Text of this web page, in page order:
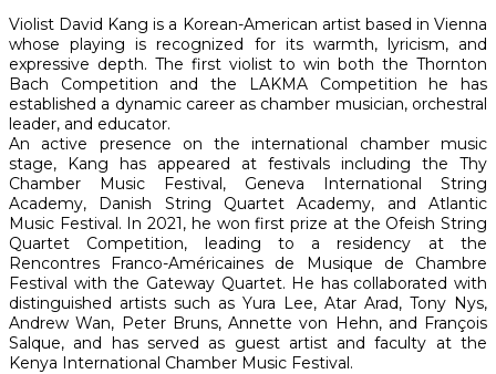
Violist David Kang is a Korean-American artist based in Vienna
whose playing is recognized for its warmth, lyricism, and
expressive depth. The first violist to win both the Thornton
Bach Competition and the LAKMA Competition he has
established a dynamic career as chamber musician, orchestral
leader, and educator.
An active presence on the international chamber music
stage, Kang has appeared at festivals including the Thy
Chamber Music Festival, Geneva International String
Academy, Danish String Quartet Academy, and Atlantic
Music Festival. In 2021, he won first prize at the Ofeish String
Quartet Competition, leading to a residency at the
Rencontres Franco-Américaines de Musique de Chambre
Festival with the Gateway Quartet. He has collaborated with
distinguished artists such as Yura Lee, Atar Arad, Tony Nys,
Andrew Wan, Peter Bruns, Annette von Hehn, and François
Salque, and has served as guest artist and faculty at the
Kenya International Chamber Music Festival.